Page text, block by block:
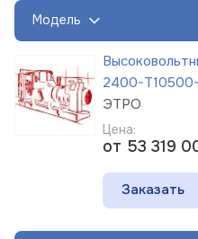
Модель
2400-Т10500-
ЭТРО
Цена:
от 53 319
Заказать